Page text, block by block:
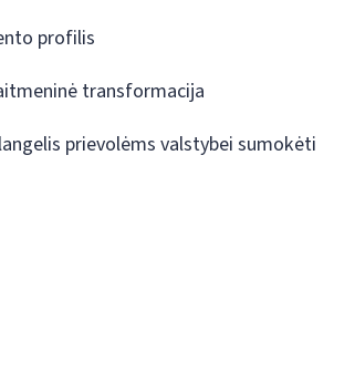
profilis
transformacija
prievolėms valstybei sumokėti